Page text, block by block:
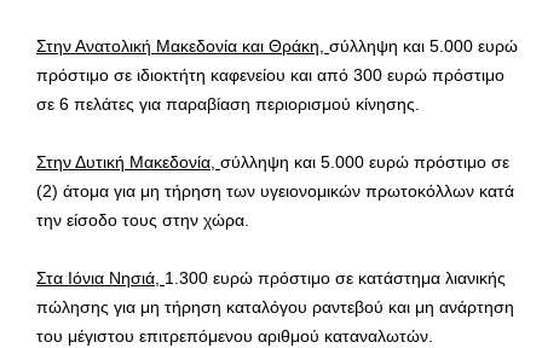
Στην Ανατολική Μακεδονία και Θράκη, σύλληψη και 5.000 ευρώ
πρόστιμο σε ιδιοκτήτη καφενείου και από 300 ευρώ πρόστιμο
σε 6 πελάτες για παραβίαση περιορισμού κίνησης.
Στην Δυτική Μακεδονία, σύλληψη και 5.000 ευρώ πρόστιμο σε
(2) άτομα για μη τήρηση των υγειονομικών πρωτοκόλλων κατά
την είσοδο τους στην χώρα.
Στα Ιόνια Νησιά, 1.300 ευρώ πρόστιμο σε κατάστημα λιανικής
πώλησης για μη τήρηση καταλόγου ραντεβού και μη ανάρτηση
του μέγιστου επιτρεπόμενου αριθμού καταναλωτών.